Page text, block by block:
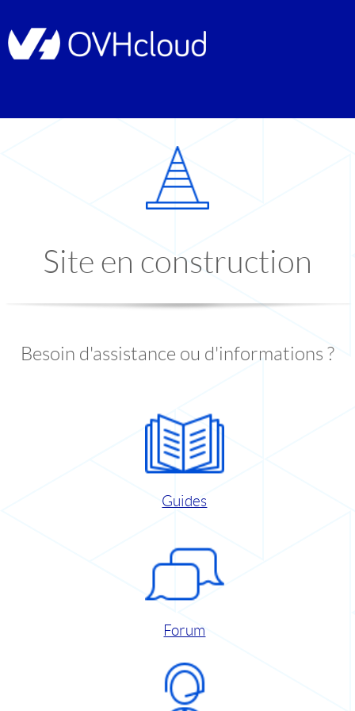
Site en construction
Besoin d'assistance ou d'informations ?
Guides
Forum